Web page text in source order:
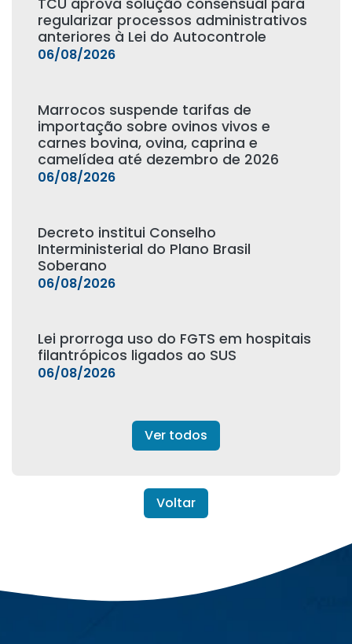
TCU aprova solução consensual para
regularizar processos administrativos
anteriores à Lei do Autocontrole
06/08/2026
Marrocos suspende tarifas de
importação sobre ovinos vivos e
carnes bovina, ovina, caprina e
camelídea até dezembro de 2026
06/08/2026
Decreto institui Conselho
Interministerial do Plano Brasil
Soberano
06/08/2026
Lei prorroga uso do FGTS em hospitais
filantrópicos ligados ao SUS
06/08/2026
Ver todos
Voltar